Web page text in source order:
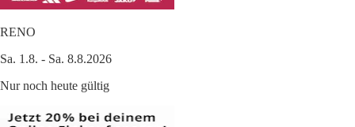
RENO
Sa. 1.8. - Sa. 8.8.2026
Nur noch heute gültig